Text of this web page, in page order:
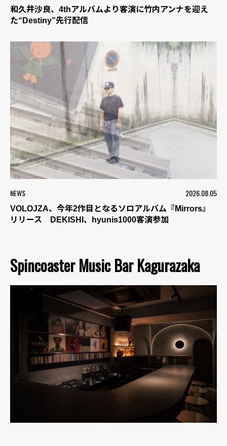
和久井沙良、4thアルバムより客演に竹内アンナを迎え
た“Destiny”先行配信
NEWS 2026.08.05
VOLOJZA、今年2作目となるソロアルバム『Mirrors』
リリース DEKISHI、hyunis1000客演参加
Spincoaster Music Bar Kagurazaka